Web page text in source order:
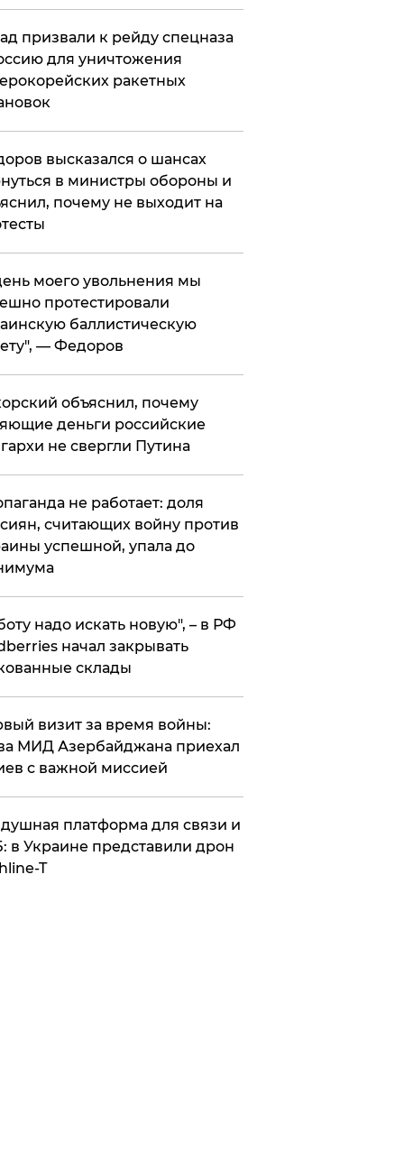
призвали к рейду спецназа
для уничтожения
ракетных
высказался о шансах
в министры обороны и
почему не выходит на
моего увольнения мы
протестировали
баллистическую
— Федоров
объяснил, почему
деньги российские
не свергли Путина
не работает: доля
считающих войну против
успешной, упала до
надо искать новую", – в РФ
начал закрывать
склады
визит за время войны:
МИД Азербайджана приехал
с важной миссией
платформа для связи и
в Украине представили дрон
T